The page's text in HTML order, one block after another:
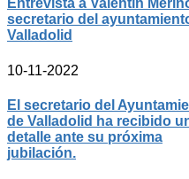
Entrevista a Valentín
secretario del
Valladolid
10-11-2022
El secretario del
de Valladolid ha recibido
detalle ante su próxima
jubilación.